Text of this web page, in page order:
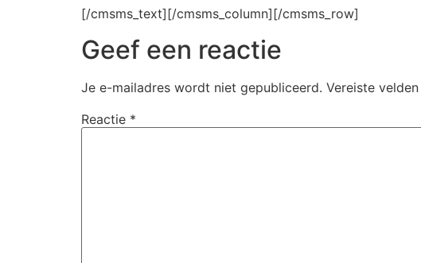
[/cmsms_text][/cmsms_column][/cmsms_row]
Geef een reactie
Je e-mailadres wordt niet gepubliceerd. Vereiste
Reactie *